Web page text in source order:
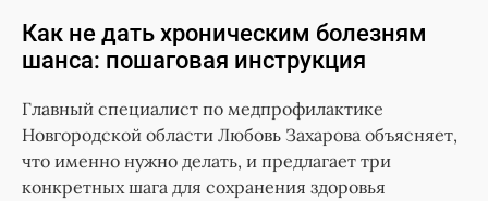
Как не дать хроническим болезням
шанса: пошаговая инструкция
Главный специалист по медпрофилактике
Новгородской области Любовь Захарова объясняет,
что именно нужно делать, и предлагает три
конкретных шага для сохранения здоровья